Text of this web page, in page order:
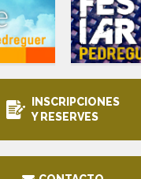
INSCRIPCIONES
Y RESERVES